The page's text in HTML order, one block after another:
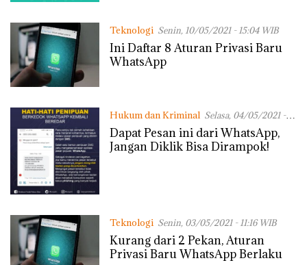
Teknologi Senin, 10/05/2021 - 15:04 WIB
Ini Daftar 8 Aturan Privasi Baru
WhatsApp
Hukum dan Kriminal Selasa, 04/05/2021 -
09:40 WIB
Dapat Pesan ini dari WhatsApp,
Jangan Diklik Bisa Dirampok!
Teknologi Senin, 03/05/2021 - 11:16 WIB
Kurang dari 2 Pekan, Aturan
Privasi Baru WhatsApp Berlaku